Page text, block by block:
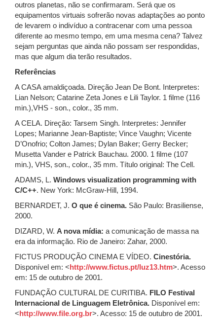
outros planetas, não se confirmaram. Será que os
equipamentos virtuais sofrerão novas adaptações ao ponto
de levarem o indivíduo a contracenar com uma pessoa
diferente ao mesmo tempo, em uma mesma cena? Talvez
sejam perguntas que ainda não possam ser respondidas,
mas que algum dia terão resultados.
Referências
A CASA amaldiçoada. Direção Jean De Bont. Interpretes:
Lian Nelson; Catarine Zeta Jones e Lili Taylor. 1 filme (116
min.),VHS - son., color., 35 mm.
A CELA. Direção: Tarsem Singh. Interpretes: Jennifer
Lopes; Marianne Jean-Baptiste; Vince Vaughn; Vicente
D’Onofrio; Colton James; Dylan Baker; Gerry Becker;
Musetta Vander e Patrick Bauchau. 2000. 1 filme (107
min.), VHS, son., color., 35 mm. Título original: The Cell.
ADAMS, L. Windows visualization programming with
C/C++. New York: McGraw-Hill, 1994.
BERNARDET, J. O que é cinema. São Paulo: Brasiliense,
2000.
DIZARD, W. A nova mídia: a comunicação de massa na
era da informação. Rio de Janeiro: Zahar, 2000.
FICTUS PRODUÇÃO CINEMA E VÍDEO. Cinestória.
Disponível em: < http://www.fictus.pt/luz13.htm>. Acesso
em: 15 de outubro de 2001.
FUNDAÇÃO CULTURAL DE CURITIBA. FILO Festival
Internacional de Linguagem Eletrônica. Disponível em:
< http://www.file.org.br>. Acesso: 15 de outubro de 2001.